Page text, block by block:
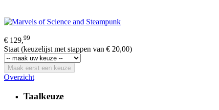
€ 129,99
Staat (keuzelijst met stappen van € 20,00)
Maak eerst een keuze
Overzicht
Taalkeuze